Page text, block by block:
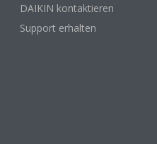
DAIKIN kontaktieren
Support erhalten